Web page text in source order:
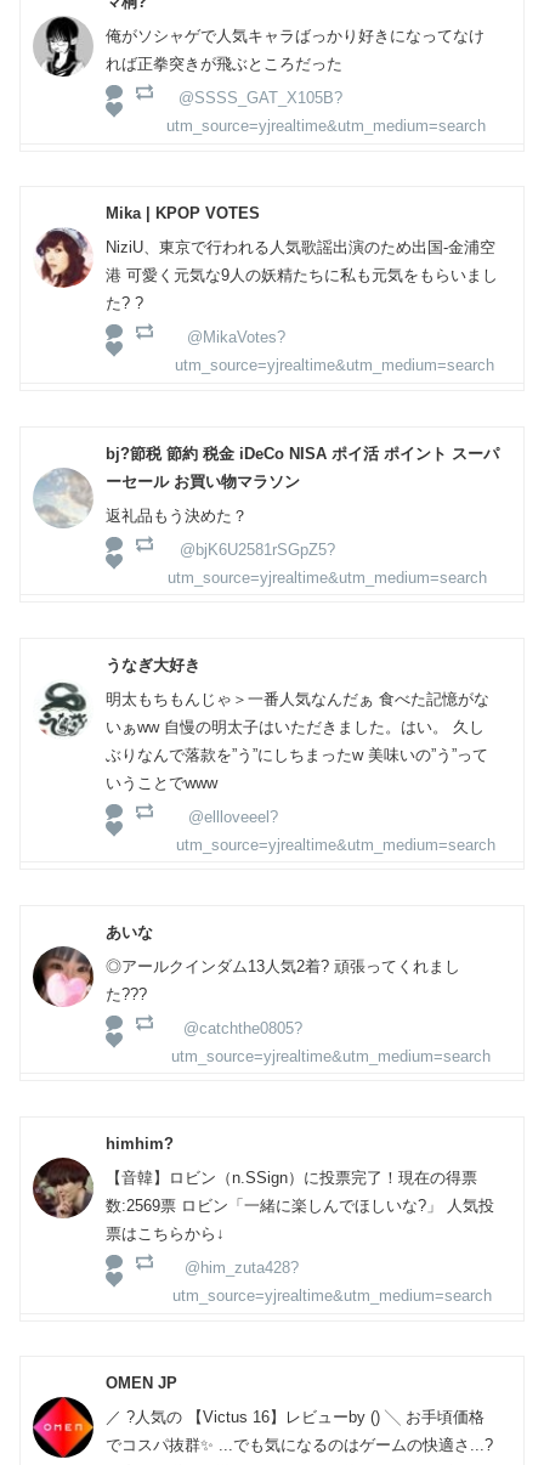
俺がソシャゲで人気キャラばっかり好きになってなけ
れば正拳突きが飛ぶところだった
@SSSS_GAT_X105B?
utm_source=yjrealtime&utm_medium=search
Mika | KPOP VOTES
NiziU、東京で行われる人気歌謡出演のため出国-金浦空
港 可愛く元気な9人の妖精たちに私も元気をもらいまし
た? ?
@MikaVotes?
utm_source=yjrealtime&utm_medium=search
bj?節税 節約 税金 iDeCo NISA ポイ活 ポイント スーパ
ーセール お買い物マラソン
返礼品もう決めた？
@bjK6U2581rSGpZ5?
utm_source=yjrealtime&utm_medium=search
うなぎ大好き
明太もちもんじゃ＞一番人気なんだぁ 食べた記憶がな
いぁww 自慢の明太子はいただきました。はい。 久し
ぶりなんで落款を”う”にしちまったw 美味いの”う”って
いうことでwww
@ellloveeel?
utm_source=yjrealtime&utm_medium=search
あいな
◎アールクインダム13人気2着? 頑張ってくれまし
た???
@catchthe0805?
utm_source=yjrealtime&utm_medium=search
himhim?
【音韓】ロビン（n.SSign）に投票完了！現在の得票
数:2569票 ロビン「一緒に楽しんでほしいな?」 人気投
票はこちらから↓
@him_zuta428?
utm_source=yjrealtime&utm_medium=search
OMEN JP
／ ?人気の 【Victus 16】レビューby () ╲ お手頃価格
でコスパ抜群✨ ...でも気になるのはゲームの快適さ...?